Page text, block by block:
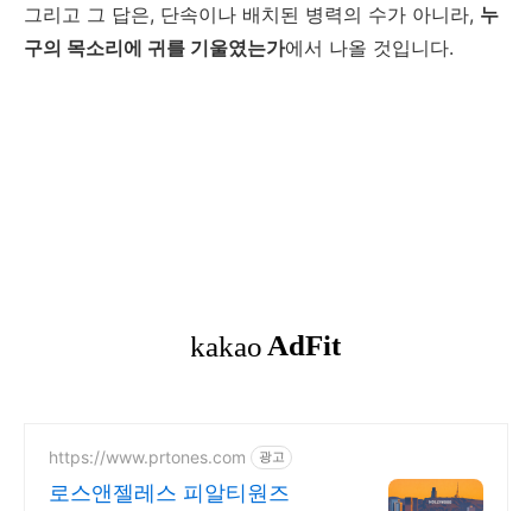
그리고 그 답은, 단속이나 배치된 병력의 수가 아니라, 누
구의 목소리에 귀를 기울였는가에서 나올 것입니다.
https://www.prtones.com 광고
로스앤젤레스 피알티원즈